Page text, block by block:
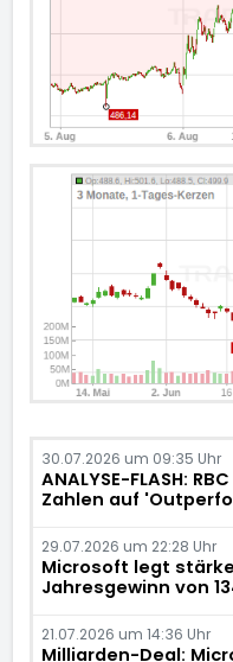
30.07.2026 um 09:35 Uhr
ANALYSE-FLASH:
Zahlen auf
29.07.2026 um 22:28 Uhr
Microsoft legt
Jahresgewinn von
21.07.2026 um 14:36 Uhr
Milliarden-Deal: